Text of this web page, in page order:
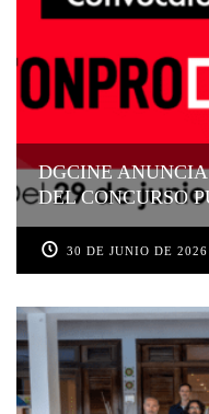
DGCINE
DEL CONCURSO
30 DE JUNIO DE 2026